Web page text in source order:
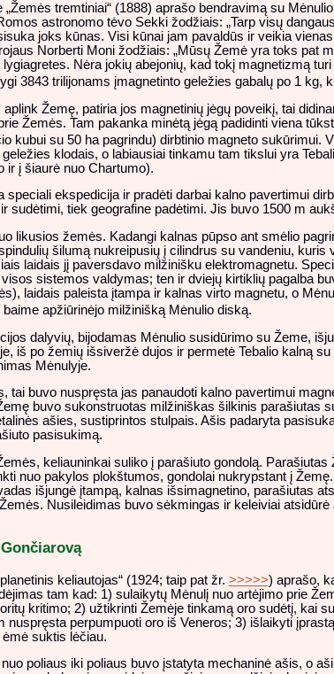
tremtiniai“ (1888) aprašo bendravimą su
astronomo tėvo Sekki žodžiais: „Tarp visų
joks kūnas. Visi kūnai jam pavaldūs ir veikia
Norberti Moni žodžiais: „Mūsų Žemė yra toks pat
Nėra jokių abejonių, kad tokį magnetizmą
3843 trilijonams įmagnetinto geležies gabalų po 1 kg,
Žemę, patiria jos magnetinių jėgų poveikį, tai
Žemės. Tam pakanka minėtą jėgą padidinti viena
kubui su 50 ha pagrindu) dirbtinio magneto sukūrimui.
klodais, o labiausiai tinkamu tam tikslui yra
ir į šiaurė nuo Chartumo).
speciali ekspedicija ir pradėti darbai kalno pavertimui
sudėtimi, tiek geografine padėtimi. Jis buvo 1500 m
likusios žemės. Kadangi kalnas pūpso ant smėlio
šilumą nukreipusių į cilindrus su vandeniu,
laidais jį paversdavo milžinišku elektromagnetu.
sistemos valdymas; ten ir dviejų kirtiklių pagalba
laidais paleista įtampa ir kalnas virto magnetu, o
baime apžiūrinėjo milžinišką Mėnulio diską.
dalyvių, bijodamas Mėnulio susidūrimo su Žeme,
iš po žemių išsiveržė dujos ir permetė Tebalio kalną
Mėnulyje.
tai buvo nuspręsta jas panaudoti kalno pavertimui
buvo sukonstruotas milžiniškas šilkinis parašiutas
ašies, sustiprintos stulpais. Ašis padaryta
pasisukimą.
keliauninkai suliko į parašiuto gondolą. Parašiutas
nuo pakylos plokštumos, gondolai nukrypstant į
išjungė įtampą, kalnas išsimagnetino, parašiutas
Nusileidimas buvo sėkmingas ir keleiviai atsidūrė
keliautojas“ (1924; taip pat žr. >>>>>) aprašo,
tam kad: 1) sulaikytų Mėnulį nuo artėjimo prie
kritimo; 2) užtikrinti Žemėje tinkamą oro sudėtį, kai
nuspręsta perpumpuoti oro iš Veneros; 3) išlaikyti
suktis lėčiau.
poliaus iki poliaus buvo įstatyta mechaninė ašis, o